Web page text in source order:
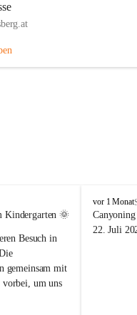
Kindergarten 🌞
Besuch in
gemeinsam mit
vorbei, um uns
V
i
k
vor 1 Monat
22. Juli